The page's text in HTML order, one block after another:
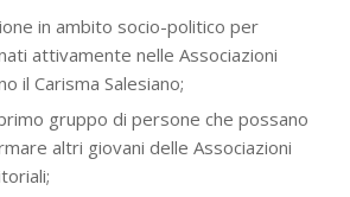
in ambito socio-politico per
attivamente nelle Associazioni
il Carisma Salesiano;
gruppo di persone che possano
altri giovani delle Associazioni